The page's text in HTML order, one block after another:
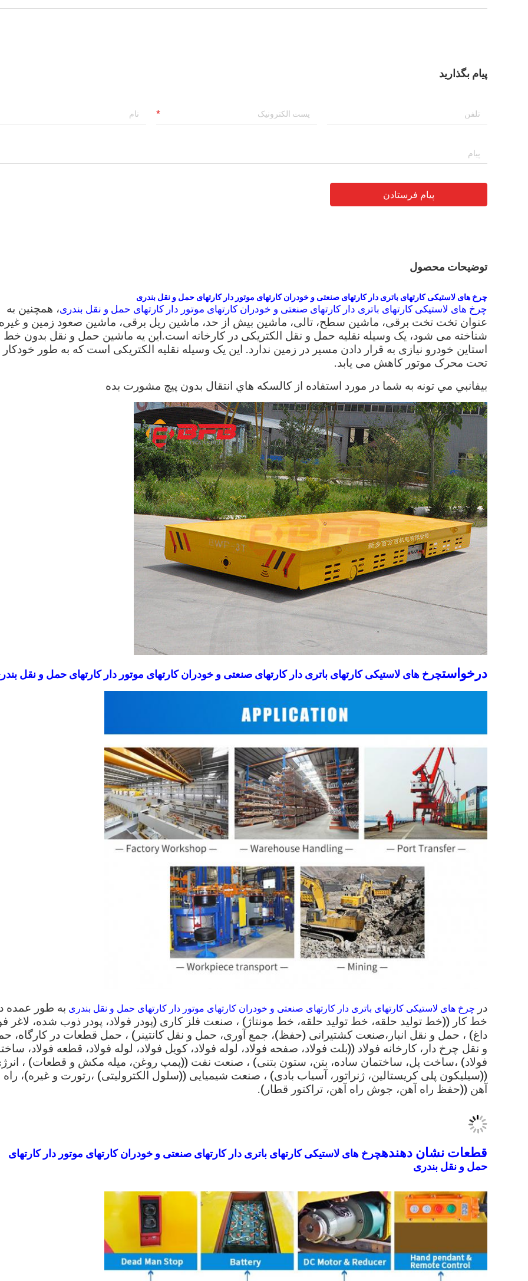
پیام بگذارید
پیام فرستادن
توضیحات محصول
چرخ های لاستیکی کارتهای باتری دار کارتهای صنعتی و خودران کارتهای موتور دار کارتهای حمل و نقل بندری
چرخ های لاستیکی کارتهای باتری دار کارتهای صنعتی و خودران کارتهای موتور دار کارتهای حمل و نقل بندری، همچنین به
عنوان تخت تخت برقی، ماشین سطح، تالی، ماشین بیش از حد، ماشین ریل برقی، ماشین صعود زمین و
شناخته می شود، یک وسیله نقلیه حمل و نقل الکتریکی در کارخانه است.اين يه ماشين حمل و نقل بدون خط
استاین خودرو نیازی به قرار دادن مسیر در زمین ندارد. این یک وسیله نقلیه الکتریکی است که به طور خودکار
تحت محرک موتور کاهش می یابد.
بيفانبي مي تونه به شما در مورد استفاده از کالسکه هاي انتقال بدون پيچ مشورت بده
درخواستچرخ های لاستیکی کارتهای باتری دار کارتهای صنعتی و خودران کارتهای موتور دار کارتهای حمل و نقل
در چرخ های لاستیکی کارتهای باتری دار کارتهای صنعتی و خودران کارتهای موتور دار کارتهای حمل و نقل بندری به طور عمده
خط کار ((خط تولید حلقه، خط تولید حلقه، خط مونتاژ) ، صنعت فلز کاری (پودر فولاد، پودر ذوب شده، لاغر
داغ) ، حمل و نقل انبار،صنعت کشتیرانی (حفظ)، جمع آوری، حمل و نقل کانتینر) ، حمل قطعات در کارگاه،
و نقل چرخ دار، کارخانه فولاد ((بلت فولاد، صفحه فولاد، لوله فولاد، کویل فولاد، لوله فولاد، قطعه فولاد،
فولاد) ،ساخت پل، ساختمان ساده، بتن، ستون بتنی) ، صنعت نفت ((پمپ روغن، میله مکش و قطعات) ،
((سیلیکون پلی کریستالین، ژنراتور، آسیاب بادی) ، صنعت شیمیایی ((سلول الکترولیتی) ،رتورت و غیره)، راه
آهن ((حفظ راه آهن، جوش راه آهن، تراکتور قطار).
قطعات نشان دهندهچرخ های لاستیکی کارتهای باتری دار کارتهای صنعتی و خودران کارتهای موتور دار کارتهای
حمل و نقل بندری